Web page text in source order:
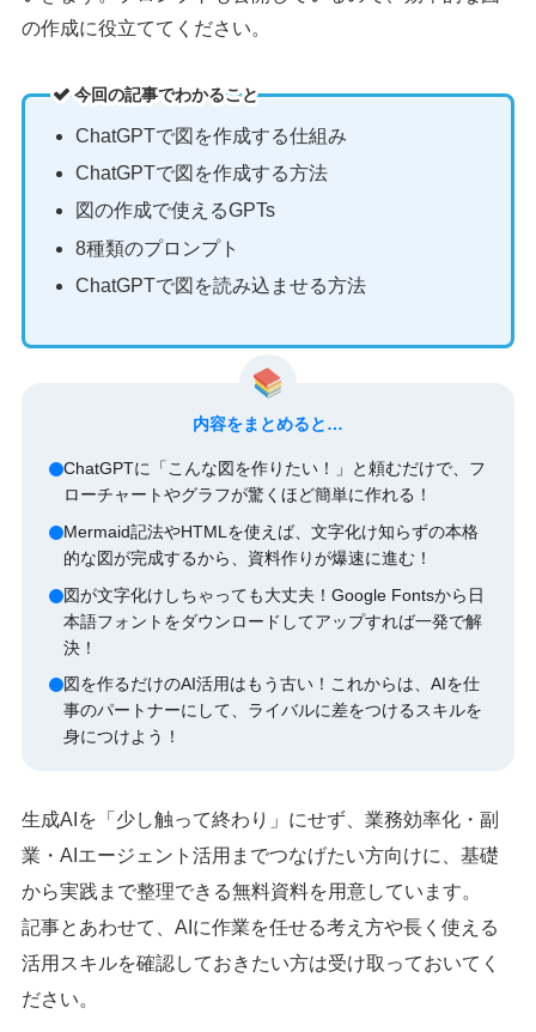
の作成に役立ててください。
今回の記事でわかること
ChatGPTで図を作成する仕組み
ChatGPTで図を作成する方法
図の作成で使えるGPTs
8種類のプロンプト
ChatGPTで図を読み込ませる方法
内容をまとめると…
ChatGPTに「こんな図を作りたい！」と頼むだけで、フ
ローチャートやグラフが驚くほど簡単に作れる！
Mermaid記法やHTMLを使えば、文字化け知らずの本格
的な図が完成するから、資料作りが爆速に進む！
図が文字化けしちゃっても大丈夫！Google Fontsから日
本語フォントをダウンロードしてアップすれば一発で解
決！
図を作るだけのAI活用はもう古い！これからは、AIを仕
事のパートナーにして、ライバルに差をつけるスキルを
身につけよう！
生成AIを「少し触って終わり」にせず、業務効率化・副
業・AIエージェント活用までつなげたい方向けに、基礎
から実践まで整理できる無料資料を用意しています。
記事とあわせて、AIに作業を任せる考え方や長く使える
活用スキルを確認しておきたい方は受け取っておいてく
ださい。